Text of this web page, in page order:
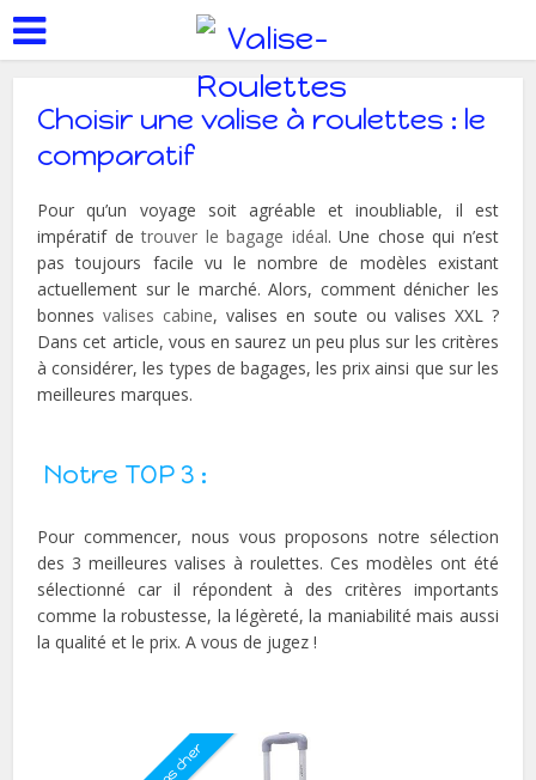
Choisir une valise à roulettes : le
comparatif
Pour qu’un voyage soit agréable et inoubliable, il est
impératif detrouver le bagage idéal. Une chose qui n’est
pas toujours facile vu le nombre de modèles existant
actuellement sur le marché. Alors, comment dénicher les
bonnesvalises cabine, valises en soute ou valises XXL ?
Dans cet article, vous en saurez un peu plus sur les critères
à considérer, les types de bagages, les prix ainsi que sur les
meilleures marques.
Notre TOP 3 :
Pour commencer, nous vous proposons notre sélection
des 3 meilleures valises à roulettes. Ces modèles ont été
sélectionné car il répondent à des critères importants
comme la robustesse, la légèreté, la maniabilité mais aussi
la qualité et le prix. A vous de jugez !
Pas cher